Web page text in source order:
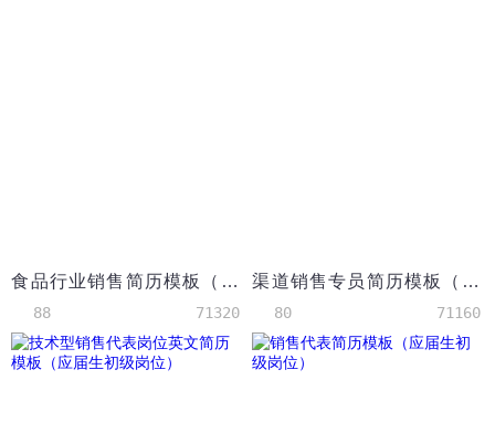
食品行业销售简历模板（食品专业）
88 71320
渠道销售专员简历模板（应届生初级岗位）
80 71160